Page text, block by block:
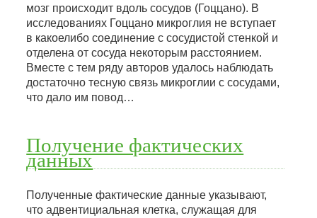
мозг происходит вдоль сосудов (Гоццано). В
исследованиях Гоццано микроглия не вступает
в какоелибо соединение с сосудистой стенкой и
отделена от сосуда некоторым расстоянием.
Вместе с тем ряду авторов удалось наблюдать
достаточно тесную связь микроглии с сосудами,
что дало им повод…
Получение фактических
данных
Полученные фактические данные указывают,
что адвентициальная клетка, служащая для